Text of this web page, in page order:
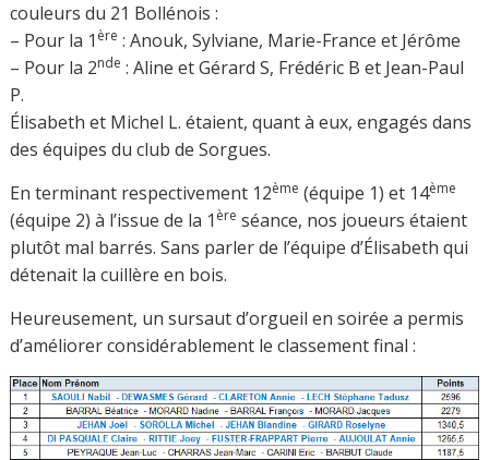
couleurs du 21 Bollénois :
– Pour la 1 ère : Anouk, Sylviane, Marie-France et Jérôme
– Pour la 2nde : Aline et Gérard S, Frédéric B et Jean-Paul
P.
Élisabeth et Michel L. étaient, quant à eux, engagés dans
des équipes du club de Sorgues.
En terminant respectivement 12ème (équipe 1) et 14ème
(équipe 2) à l’issue de la 1 ère séance, nos joueurs étaient
plutôt mal barrés. Sans parler de l’équipe d’Élisabeth qui
détenait la cuillère en bois.
Heureusement, un sursaut d’orgueil en soirée a permis
d’améliorer considérablement le classement final :